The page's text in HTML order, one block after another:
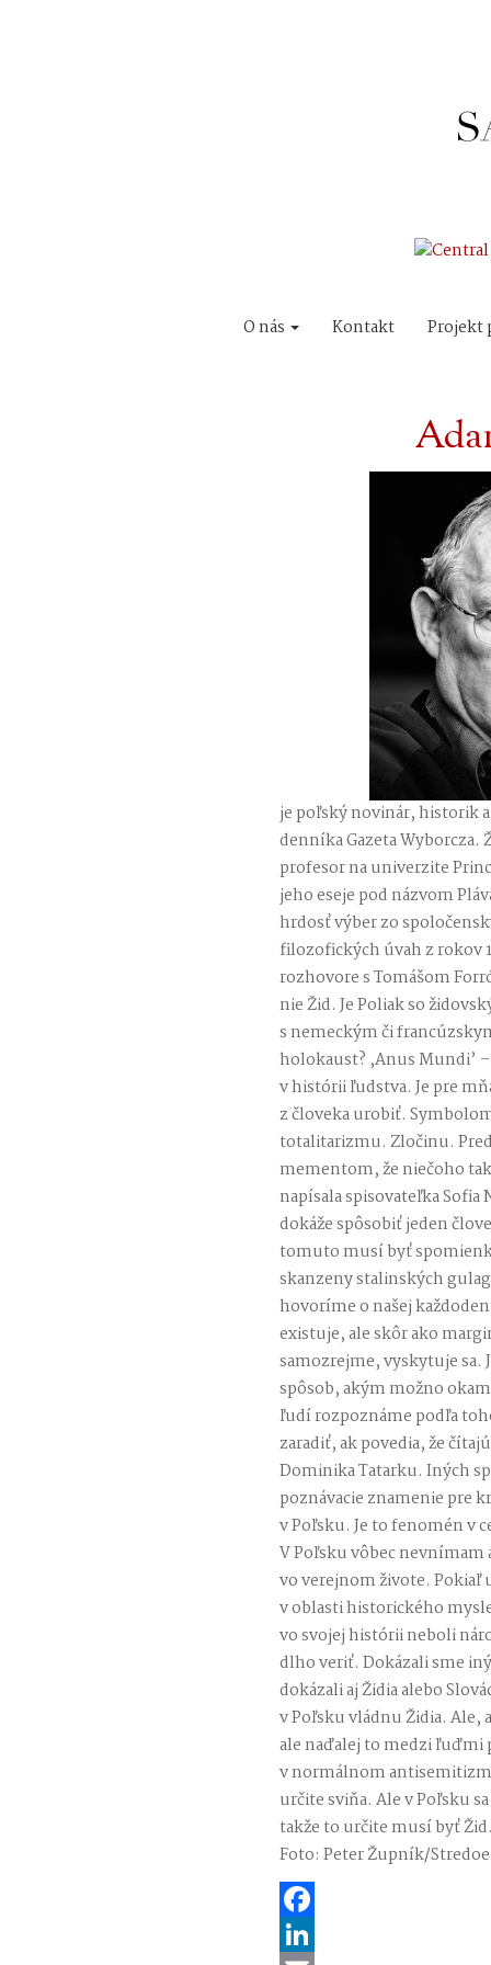
O nás Kontakt Projekt
je poľský novinár, historik
denníka Gazeta Wyborcza.
profesor na univerzite
jeho eseje pod názvom
hrdosť výber zo
filozofických úvah z rokov
rozhovore s Tomášom
nie Žid. Je Poliak so
s nemeckým či
holokaust? ,Anus Mundi’
v histórii ľudstva. Je pre
z človeka urobiť.
totalitarizmu. Zločinu.
mementom, že niečoho
napísala spisovateľka
dokáže spôsobiť jeden
tomuto musí byť
skanzeny stalinských
hovoríme o našej
existuje, ale skôr ako
samozrejme, vyskytuje sa.
spôsob, akým možno
ľudí rozpoznáme podľa
zaradiť, ak povedia, že
Dominika Tatarku. Iných
poznávacie znamenie pre
v Poľsku. Je to fenomén v
V Poľsku vôbec
vo verejnom živote. Pokiaľ
v oblasti historického
vo svojej histórii neboli
dlho veriť. Dokázali sme
dokázali aj Židia alebo
v Poľsku vládnu Židia. Ale,
ale naďalej to medzi ľuďmi
v normálnom
určite sviňa. Ale v Poľsku
takže to určite musí byť
Foto: Peter Župník/
Facebook